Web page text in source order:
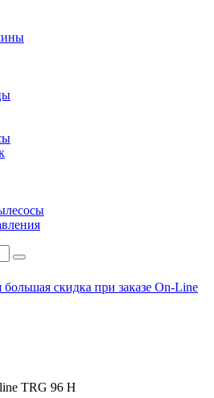
скидка при заказе On-Line
TRG 96 H